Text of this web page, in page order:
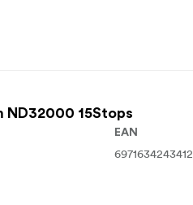
ND32000 15Stops
EAN
6971634243412